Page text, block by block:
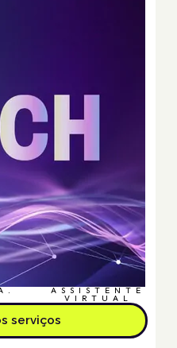
ASSISTENTE
VIRTUAL
serviços